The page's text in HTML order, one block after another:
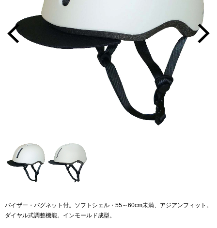
バイザー・バグネット付。ソフトシェル・55～60cm未満、アジアンフィット。
ダイヤル式調整機能。インモールド成型。